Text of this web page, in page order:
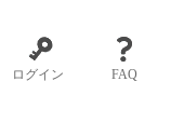
ログイン FAQ